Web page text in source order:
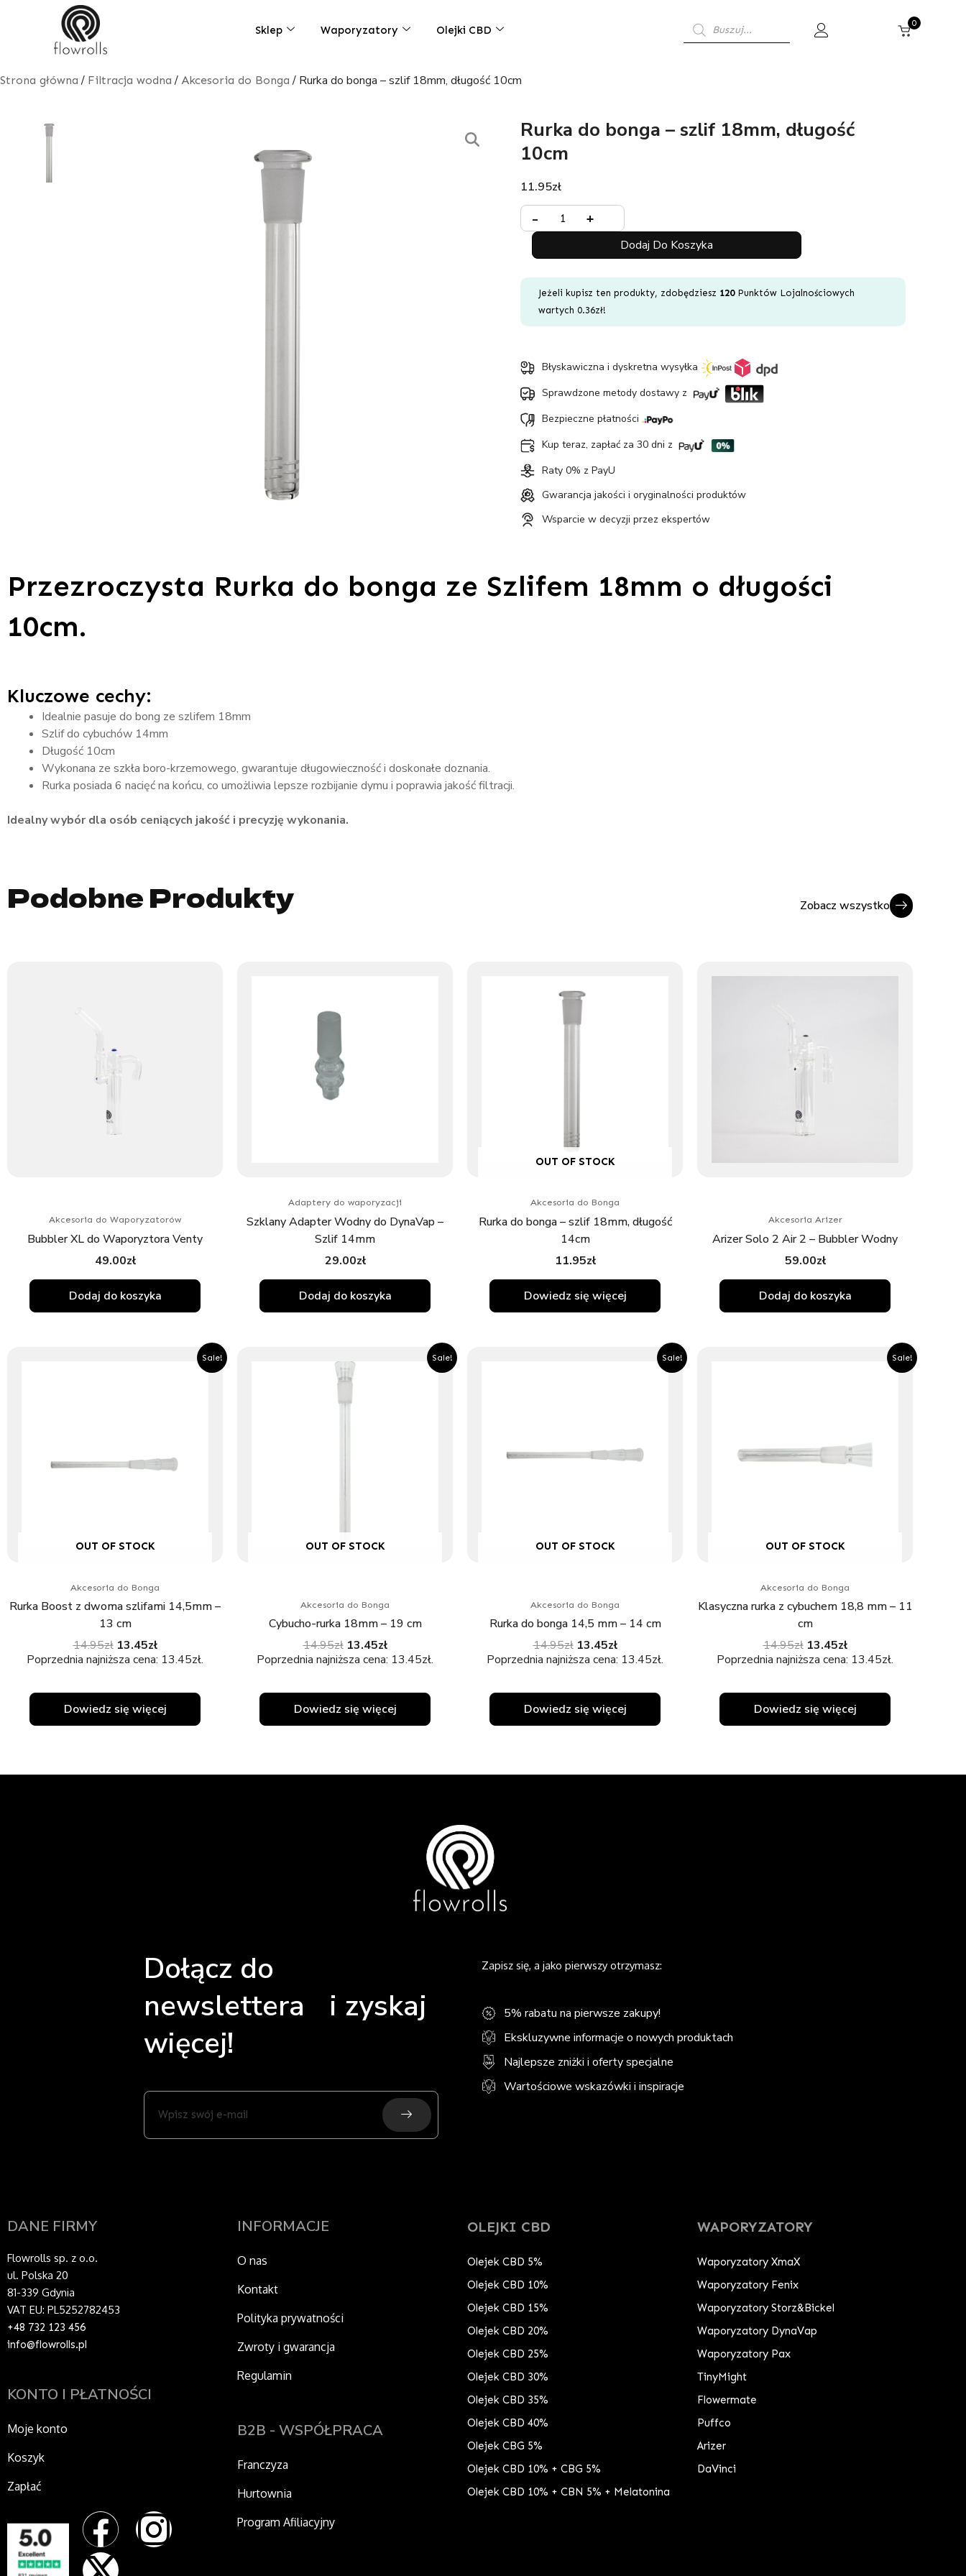
Sklep Waporyzatory Olejki CBD
Wyszukiwarka
produktów
0
Strona główna / Filtracja wodna / Akcesoria do Bonga / Rurka do bonga – szlif 18mm, długość 10cm
Rurka do bonga – szlif 18mm, długość
10cm
11.95zł
Minus
Quantity
-
ilość
Rurka
-
szlif
18mm,
Plus
Quantity
+
Dodaj Do Koszyka
Jeżeli kupisz ten produkty, zdobędziesz 120Punktów Lojalnościowych
wartych 0.36zł!
Błyskawiczna i dyskretna wysyłka
Sprawdzone metody dostawy z
Bezpieczne płatności
Kup teraz, zapłać za 30 dni z
Raty 0% z PayU
Gwarancja jakości i oryginalności produktów
Wsparcie w decyzji przez ekspertów
Przezroczysta Rurka do bonga ze Szlifem 18mm o długości
10cm.
Kluczowe cechy:
Idealnie pasuje do bong ze szlifem 18mm
Szlif do cybuchów 14mm
Długość 10cm
Wykonana ze szkła boro-krzemowego, gwarantuje długowieczność i doskonałe doznania.
Rurka posiada 6 nacięć na końcu, co umożliwia lepsze rozbijanie dymu i poprawia jakość filtracji.
Idealny wybór dla osób ceniących jakość i precyzję wykonania.
Podobne Produkty Zobacz wszystko
Akcesoria do Waporyzatorów
Bubbler XL do Waporyztora Venty
49.00zł
Dodaj do koszyka
Adaptery do waporyzacji
Szklany Adapter Wodny do DynaVap –
Szlif 14mm
29.00zł
Dodaj do koszyka
OUT OF STOCK
Akcesoria do Bonga
Rurka do bonga – szlif 18mm, długość
14cm
11.95zł
Dowiedz się więcej
Akcesoria Arizer
Arizer Solo 2 Air 2 – Bubbler Wodny
59.00zł
Dodaj do koszyka
Sale!
OUT OF STOCK
Akcesoria do Bonga
Rurka Boost z dwoma szlifami 14,5mm –
13 cm
14.95zł 13.45zł
Aktualna
Poprzednia najniższa cena: 13.45zł.
Dowiedz się więcej
Sale!
OUT OF STOCK
Akcesoria do Bonga
Cybucho-rurka 18mm – 19 cm
14.95zł
cena
wynosiła:
13.45zł
Aktualna
Poprzednia najniższa cena: 13.45zł.
Dowiedz się więcej
Sale!
OUT OF STOCK
Akcesoria do Bonga
Rurka do bonga 14,5 mm – 14 cm
14.95zł 13.45zł
Aktualna
Poprzednia najniższa cena: 13.45zł.
Dowiedz się więcej
Sale!
OUT OF STOCK
Akcesoria do Bonga
Klasyczna rurka z cybuchem 18,8 mm – 11
cm
14.95zł 13.45zł
Aktualna
Poprzednia najniższa cena: 13.45zł.
Dowiedz się więcej
Dołącz do
newslettera i zyskaj
więcej!
swój
e-
Submit
Zapisz się, a jako pierwszy otrzymasz:
5% rabatu na pierwsze zakupy!
Ekskluzywne informacje o nowych produktach
Najlepsze zniżki i oferty specjalne
Wartościowe wskazówki i inspiracje
DANE FIRMY
Flowrolls sp. z o.o.
ul. Polska 20
81-339 Gdynia
VAT EU: PL5252782453
+48 732 123 456
info@flowrolls.pl
KONTO I PŁATNOŚCI
Moje konto
Koszyk
Zapłać
F
a
I
X
-
INFORMACJE
O nas
Kontakt
Polityka prywatności
Zwroty i gwarancja
Regulamin
B2B - WSPÓŁPRACA
Franczyza
Hurtownia
Program Afiliacyjny
OLEJKI CBD
Olejek CBD 5%
Olejek CBD 10%
Olejek CBD 15%
Olejek CBD 20%
Olejek CBD 25%
Olejek CBD 30%
Olejek CBD 35%
Olejek CBD 40%
Olejek CBG 5%
Olejek CBD 10% + CBG 5%
Olejek CBD 10% + CBN 5% + Melatonina
WAPORYZATORY
Waporyzatory XmaX
Waporyzatory Fenix
Waporyzatory Storz&Bickel
Waporyzatory DynaVap
Waporyzatory Pax
TinyMight
Flowermate
Puffco
Arizer
DaVinci